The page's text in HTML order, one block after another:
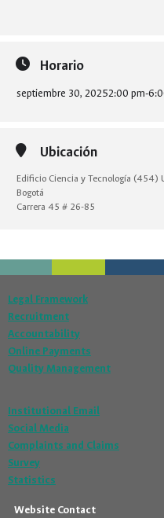
Horario
septiembre 30, 20252:00 pm-
Ubicación
Edificio Ciencia y Tecnología (454)
Bogotá
Carrera 45 # 26-85
Legal Framework
Recruitment
Accountability
Online Payments
Quality Management
Institutional Email
Social Media
Complaints and Claims
Survey
Statistics
Website Contact